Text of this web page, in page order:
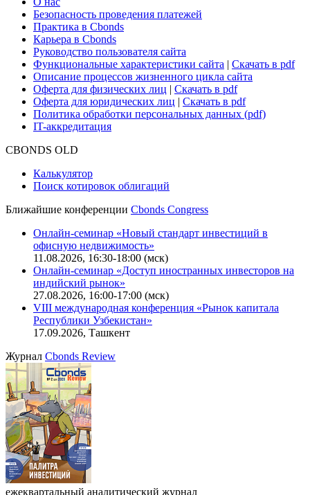
Поддержка
Для клиентов
О нас
Безопасность проведения платежей
Практика в Cbonds
Карьера в Cbonds
Руководство пользователя сайта
Функциональные характеристики сайта|Скачать в pdf
Описание процессов жизненного цикла сайта
Оферта для юридических лиц
IT-аккредитация
Поиск котировок облигаций
Ближайшие конференцииCbonds Congress
Онлайн-семинар «Новый стандарт инвестиций в
офисную недвижимость»
11.08.2026, 16:30-18:00 (мск)
Онлайн-семинар «Доступ иностранных инвесторов на
индийский рынок»
VIII международная конференция «Рынок капитала
Республики Узбекистан»
17.09.2026, Ташкент
ЖурналCbonds Review